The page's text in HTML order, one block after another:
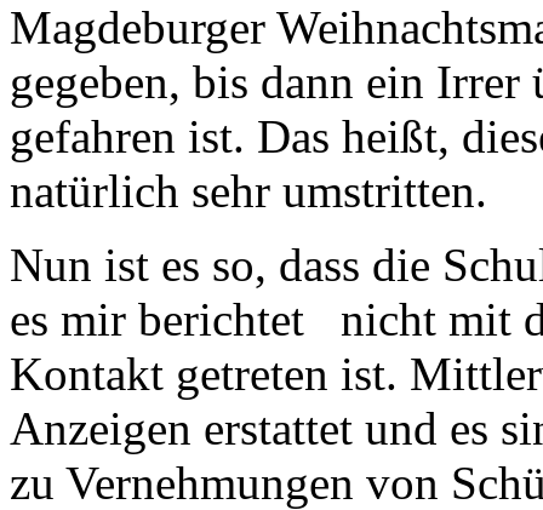
Magdeburger
gegeben, bis dann ein Irrer
gefahren ist. Das heißt,
natürlich sehr umstritten.
Nun ist es so, dass die
es mir berichtet nicht mit
Kontakt getreten ist.
Anzeigen erstattet und es
zu Vernehmungen von